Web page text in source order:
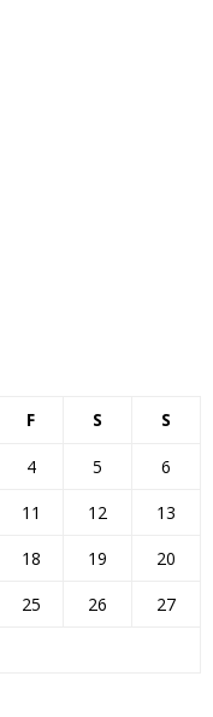
F S S
4 5
6
11 12
13
18 19
20
25 26
27